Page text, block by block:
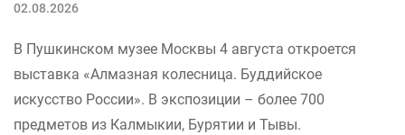
02.08.2026
В Пушкинском музее Москвы 4 августа откроется
выставка «Алмазная колесница. Буддийское
искусство России». В экспозиции – более 700
предметов из Калмыкии, Бурятии и Тывы.